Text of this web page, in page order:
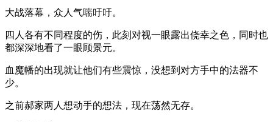
大战落幕，众人气喘吁吁。
四人各有不同程度的伤，此刻对视一眼露出侥幸之色，同时也
都深深地看了一眼顾景元。
血魔幡的出现就让他们有些震惊，没想到对方手中的法器不
少。
之前郝家两人想动手的想法，现在荡然无存。